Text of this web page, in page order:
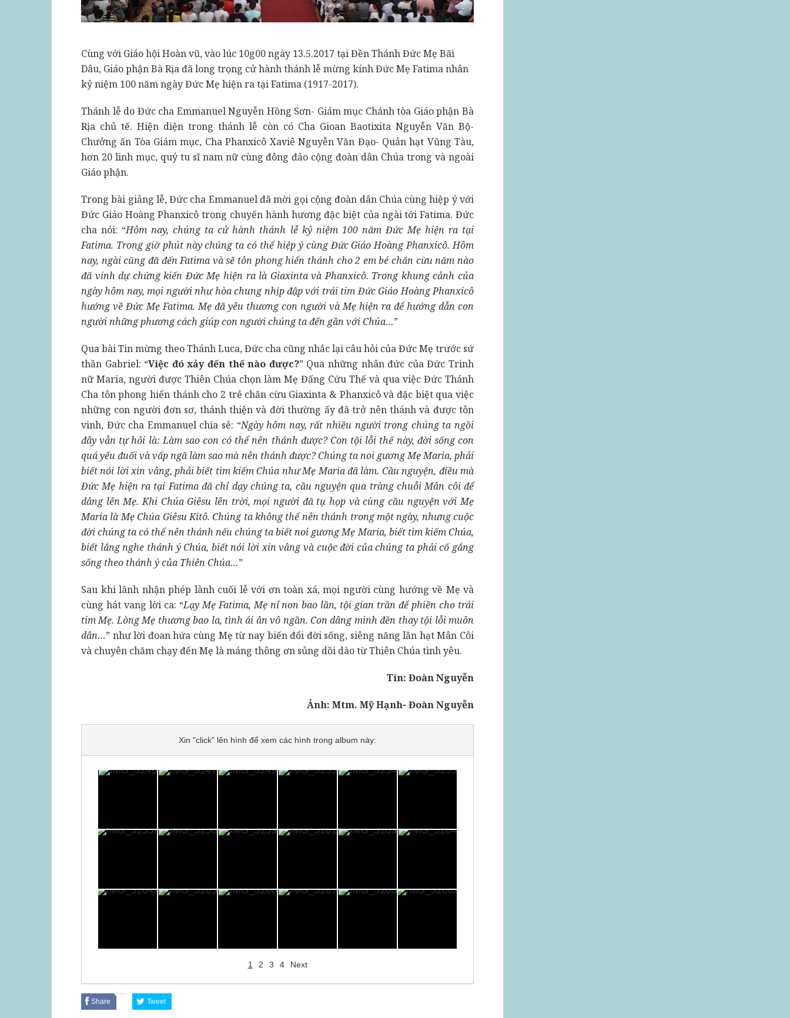
Cùng với Giáo hội Hoàn vũ, vào lúc 10g00 ngày 13.5.2017 tại Đền Thánh Đức Mẹ Bãi
Dâu, Giáo phận Bà Rịa đã long trọng cử hành thánh lễ mừng kính Đức Mẹ Fatima nhân
kỷ niệm 100 năm ngày Đức Mẹ hiện ra tại Fatima (1917-2017).
Thánh lễ do Đức cha Emmanuel Nguyễn Hồng Sơn- Giám mục Chánh tòa Giáo phận Bà
Rịa chủ tế. Hiện diện trong thánh lễ còn có Cha Gioan Baotixita Nguyễn Văn Bộ-
Chưởng ấn Tòa Giám mục, Cha Phanxicô Xaviê Nguyễn Văn Đạo- Quản hạt Vũng Tàu,
hơn 20 linh mục, quý tu sĩ nam nữ cùng đông đảo cộng đoàn dân Chúa trong và ngoài
Giáo phận.
Trong bài giảng lễ, Đức cha Emmanuel đã mời gọi cộng đoàn dân Chúa cùng hiệp ý với
Đức Giáo Hoàng Phanxicô trong chuyến hành hương đặc biệt của ngài tới Fatima. Đức
cha nói: “Hôm nay, chúng ta cử hành thánh lễ kỷ niệm 100 năm Đức Mẹ hiện ra tại
Fatima. Trong giờ phút này chúng ta có thể hiệp ý cùng Đức Giáo Hoàng Phanxicô. Hôm
nay, ngài cũng đã đến Fatima và sẽ tôn phong hiển thánh cho 2 em bé chăn cừu năm nào
đã vinh dự chứng kiến Đức Mẹ hiện ra là Giaxinta và Phanxicô. Trong khung cảnh của
ngày hôm nay, mọi người như hòa chung nhịp đập với trái tim Đức Giáo Hoàng Phanxicô
hướng về Đức Mẹ Fatima. Mẹ đã yêu thương con người và Mẹ hiện ra để hướng dẫn con
người những phương cách giúp con người chúng ta đến gần với Chúa…”
Qua bài Tin mừng theo Thánh Luca, Đức cha cũng nhắc lại câu hỏi của Đức Mẹ trước sứ
thần Gabriel: “Việc đó xảy đến thế nào được?” Qua những nhân đức của Đức Trinh
nữ Maria, người được Thiên Chúa chọn làm Mẹ Đấng Cứu Thế và qua việc Đức Thánh
Cha tôn phong hiển thánh cho 2 trẻ chăn cừu Giaxinta & Phanxicô và đặc biệt qua việc
những con người đơn sơ, thánh thiện và đời thường ấy đã trở nên thánh và được tôn
vinh, Đức cha Emmanuel chia sẻ: “Ngày hôm nay, rất nhiều người trong chúng ta ngồi
đây vẫn tự hỏi là: Làm sao con có thể nên thánh được? Con tội lỗi thế này, đời sống con
quá yếu đuối và vấp ngã làm sao mà nên thánh được? Chúng ta noi gương Mẹ Maria, phải
biết nói lời xin vâng, phải biết tìm kiếm Chúa như Mẹ Maria đã làm. Cầu nguyện, điều mà
Đức Mẹ hiện ra tại Fatima đã chỉ dạy chúng ta, cầu nguyện qua tràng chuỗi Mân côi để
dâng lên Mẹ. Khi Chúa Giêsu lên trời, mọi người đã tụ họp và cùng cầu nguyện với Mẹ
Maria là Mẹ Chúa Giêsu Kitô. Chúng ta không thể nên thánh trong một ngày, nhưng cuộc
đời chúng ta có thể nên thánh nếu chúng ta biết noi gương Mẹ Maria, biết tìm kiếm Chúa,
biết lắng nghe thánh ý Chúa, biết nói lời xin vâng và cuộc đời của chúng ta phải cố gắng
sống theo thánh ý của Thiên Chúa…”
Sau khi lãnh nhận phép lành cuối lễ với ơn toàn xá, mọi người cùng hướng về Mẹ và
cùng hát vang lời ca: “Lạy Mẹ Fatima, Mẹ nỉ non bao lần, tội gian trần để phiền cho trái
tim Mẹ. Lòng Mẹ thương bao la, tình ái ân vô ngần. Con dâng mình đền thay tội lỗi muôn
dân…” như lời đoan hứa cùng Mẹ từ nay biến đổi đời sống, siêng năng lần hạt Mân Côi
và chuyên chăm chạy đến Mẹ là máng thông ơn sủng dồi dào từ Thiên Chúa tình yêu.
Tin: Đoàn Nguyễn
Ảnh: Mtm. Mỹ Hạnh- Đoàn Nguyễn
Xin "click" lên hình để xem các hình trong album này:
1 2 3 4 Next
Share Tweet